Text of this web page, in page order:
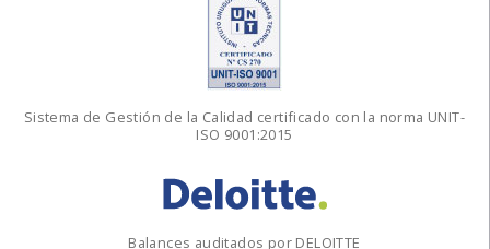
Sistema de Gestión de la Calidad certificado con la norma UNIT-
ISO 9001:2015
U N
I T
GMP-BPF
Balances auditados por DELOITTE